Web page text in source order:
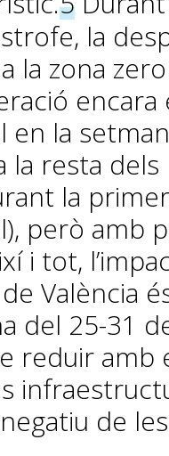
la
la zona
en la
la resta
la
però amb
i tot,
València
del 25-31
reduir
negatiu de